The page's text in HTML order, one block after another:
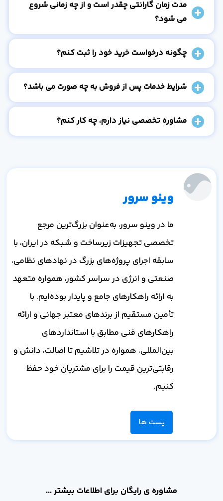
مدت زمان گارانتی چقدر است و از چه زمانی شروع
می شود؟
چگونه درخواست خرید خود را ثبت کنم؟
شرایط خدمات پس از فروش به چه صورت می باشد؟
مشاوره تخصصی نیاز دارم، چه کار کنم؟
وینو سرور
ما در وینو سرور، به‌عنوان بزرگ‌ترین مرجع
تخصصی تجهیزات زیرساخت و شبکه در ایران، با
سابقه اجرای پروژه‌های بزرگ در نهادهای نظامی،
صنعتی و انرژی در سراسر کشور، همواره متعهد
به ارائه راهکارهای جامع و پایدار بوده‌ایم. با
تأمین مستقیم از برندهای معتبر جهانی و ارائه
راهکارهای فنی مطابق با استانداردهای
بین‌المللی، همواره در تلاشیم تا اصالت، دانش و
رقابتی‌ترین قیمت را برای مشتریان خود حفظ
کنیم.
پست ها
مشاوره ی رایگان برای اطلاعات بیشتر ...